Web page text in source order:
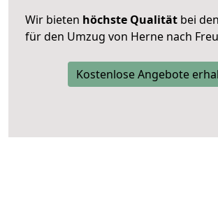
Wir bieten höchste Qualität bei
für den Umzug von Herne nach
Kostenlose Angebote